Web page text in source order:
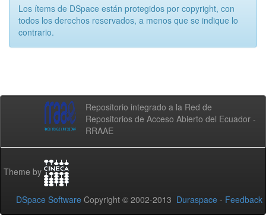
Los ítems de DSpace están protegidos por copyright, con
todos los derechos reservados, a menos que se indique lo
contrario.
Repositorio integrado a la Red de
Repositorios de Acceso Abierto del Ecuador -
RRAAE
Theme by
DSpace Software Copyright © 2002-2013 Duraspace - Feedback